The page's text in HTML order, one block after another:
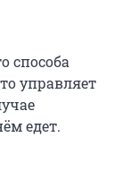
способа
управляет
едет.